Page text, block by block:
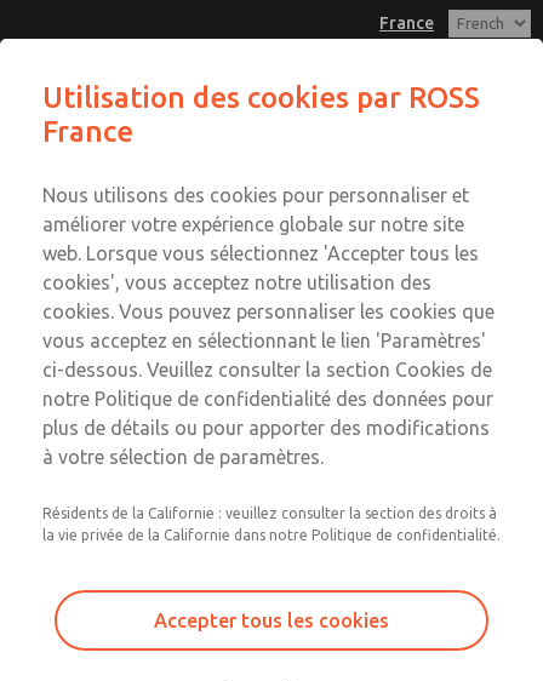
France
Connexion
Inscription
Notre expérience dans
l'industrie du formage des
métaux sous presse
ROSS France est l'un des principaux fournisseurs
mondiaux de produits de sécurité et de commandes
pneumatiques pour l'industrie du formage des métaux
premier à introduire la technologie de la vanne double
corps dans l'industrie des presses, améliorant les
normes et la sécurité des opérateurs sur les presses
Utilisation des cookies par ROSS
France
Nous utilisons des cookies pour personnaliser et
améliorer votre expérience globale sur notre site
web. Lorsque vous sélectionnez 'Accepter tous les
cookies', vous acceptez notre utilisation des
cookies. Vous pouvez personnaliser les cookies que
vous acceptez en sélectionnant le lien 'Paramètres'
ci-dessous. Veuillez consulter la section Cookies de
notre Politique de confidentialité des données pour
plus de détails ou pour apporter des modifications
à votre sélection de paramètres.
Résidents de la Californie : veuillez consulter la section des droits à
la vie privée de la Californie dans notre Politique de confidentialité.
Accepter tous les cookies